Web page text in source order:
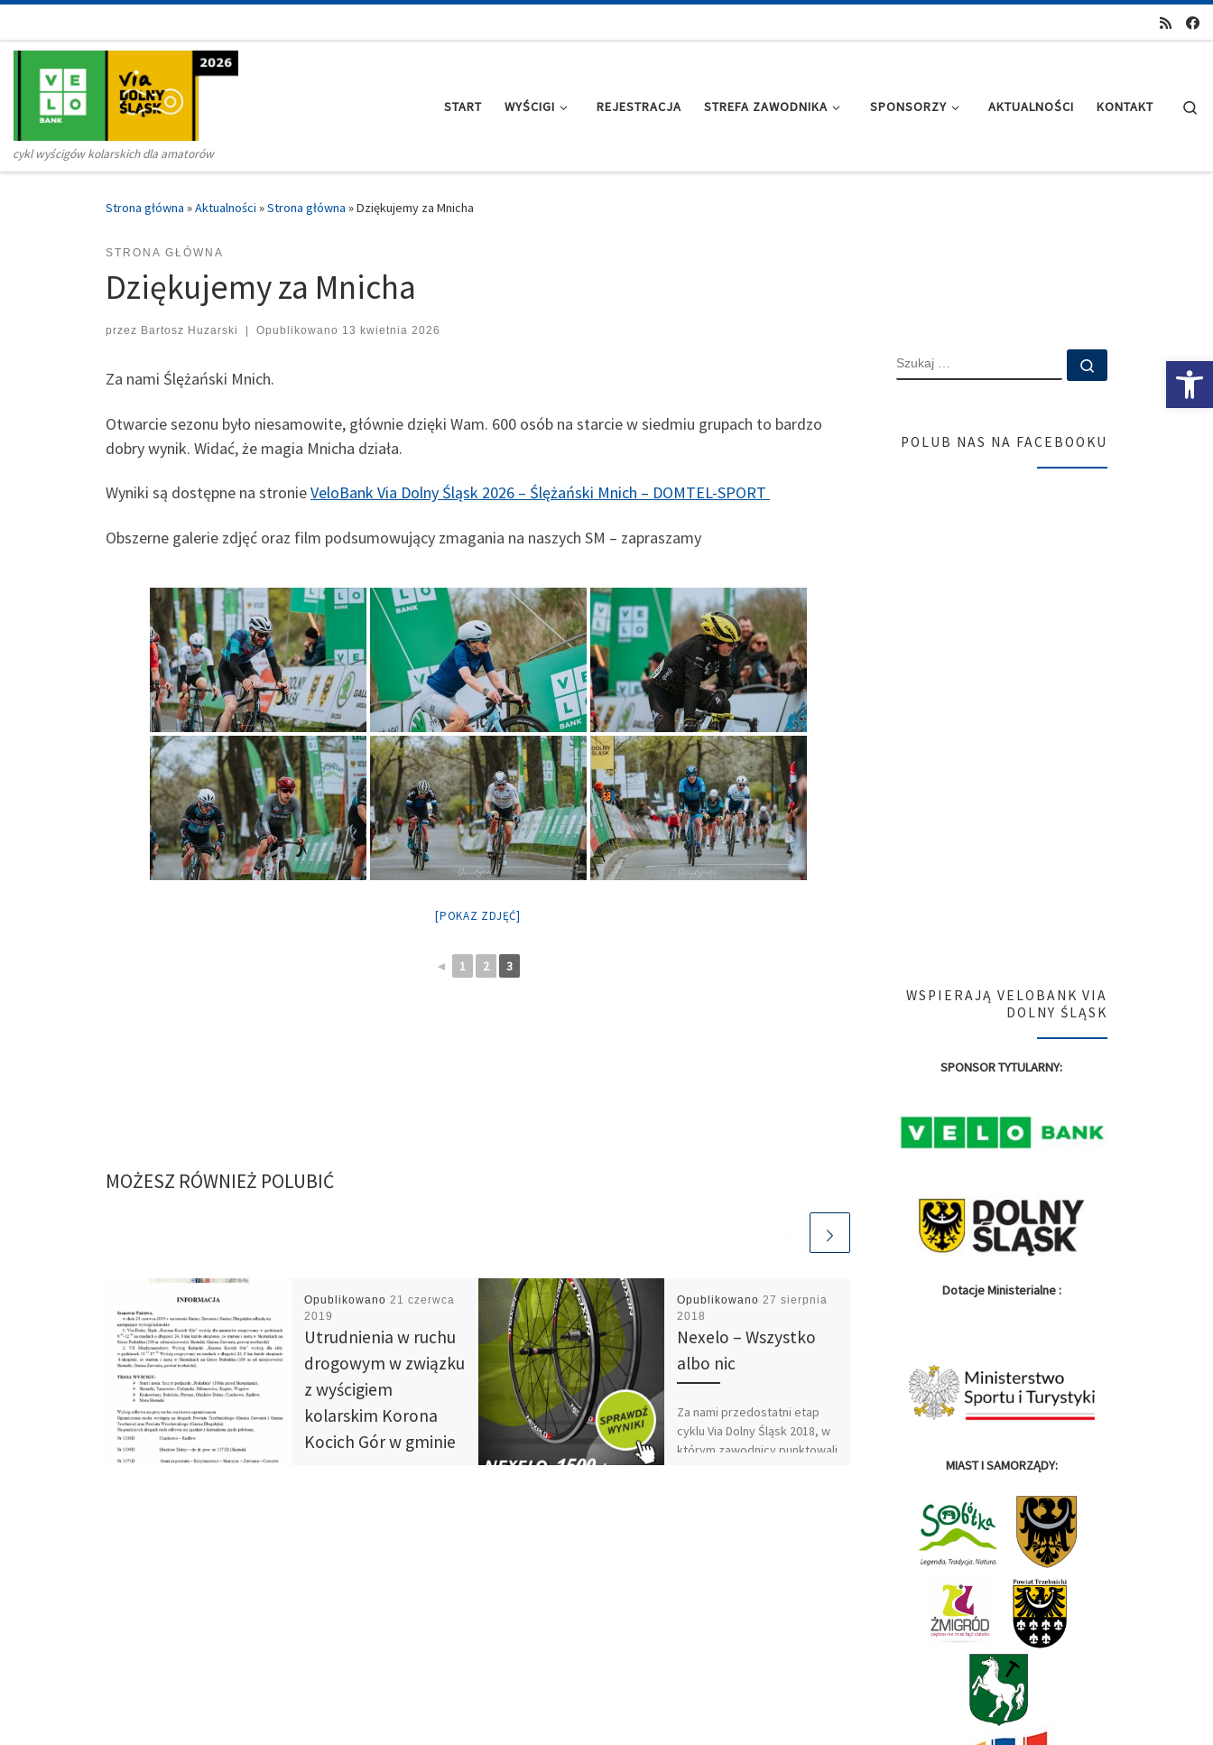
cykl wyścigów kolarskich dla amatorów
START WYŚCIGI REJESTRACJA STREFA ZAWODNIKA SPONSORZY AKTUALNOŚCI KONTAKT
Strona główna »Aktualności »Strona główna »Dziękujemy za Mnicha
STRONA GŁÓWNA
Dziękujemy za Mnicha
przez Bartosz Huzarski Opublikowano 13 kwietnia 2026
Za nami Ślężański Mnich.
Otwarcie sezonu było niesamowite, głównie dzięki Wam. 600 osób na starcie w siedmiu grupach to bardzo
dobry wynik. Widać, że magia Mnicha działa.
Wyniki są dostępne na stronieVeloBank Via Dolny Śląsk 2026 – Ślężański Mnich – DOMTEL-SPORT
Obszerne galerie zdjęć oraz film podsumowujący zmagania na naszych SM – zapraszamy
[POKAZ ZDJĘĆ]
◄ 1 2 3
MOŻESZ RÓWNIEŻ POLUBIĆ
Opublikowano 21 czerwca
2019
Utrudnienia w ruchu
drogowym w związku
z wyścigiem
kolarskim Korona
Kocich Gór w gminie
Opublikowano 27 sierpnia
2018
Nexelo – Wszystko
albo nic
Za nami przedostatni etap
cyklu Via Dolny Śląsk 2018, w
którym zawodnicy punktowali
Car Service na trasie
„Rundy spadających
cyklu Via Dolny Śląsk, czyli
„Rundy spadających liści”,
zobaczycie na trasie
specjalne wozy serwisowe
Vittoria Car Service. Pewnie
kojarzycie […]
SZUKAJ
POLUB NAS NA FACEBOOKU
WSPIERAJĄ VELOBANK VIA
DOLNY ŚLĄSK
SPONSOR TYTULARNY:
Dotacje Ministerialne :
MIAST I SAMORZĄDY: